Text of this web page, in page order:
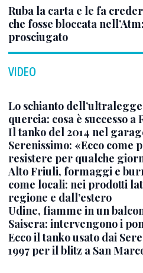
Ruba la carta e le fa
che fosse bloccata
prosciugato
VIDEO
Lo schianto
quercia: cosa è successo a
Il tanko del 2014 nel
Serenissimo: «Ecco come
resistere per qualche
Alto Friuli, formaggi e
come locali: nei prodotti
regione e dall’estero
Udine, fiamme in un
Saisera: intervengono i
Ecco il tanko usato dai
1997 per il blitz a San